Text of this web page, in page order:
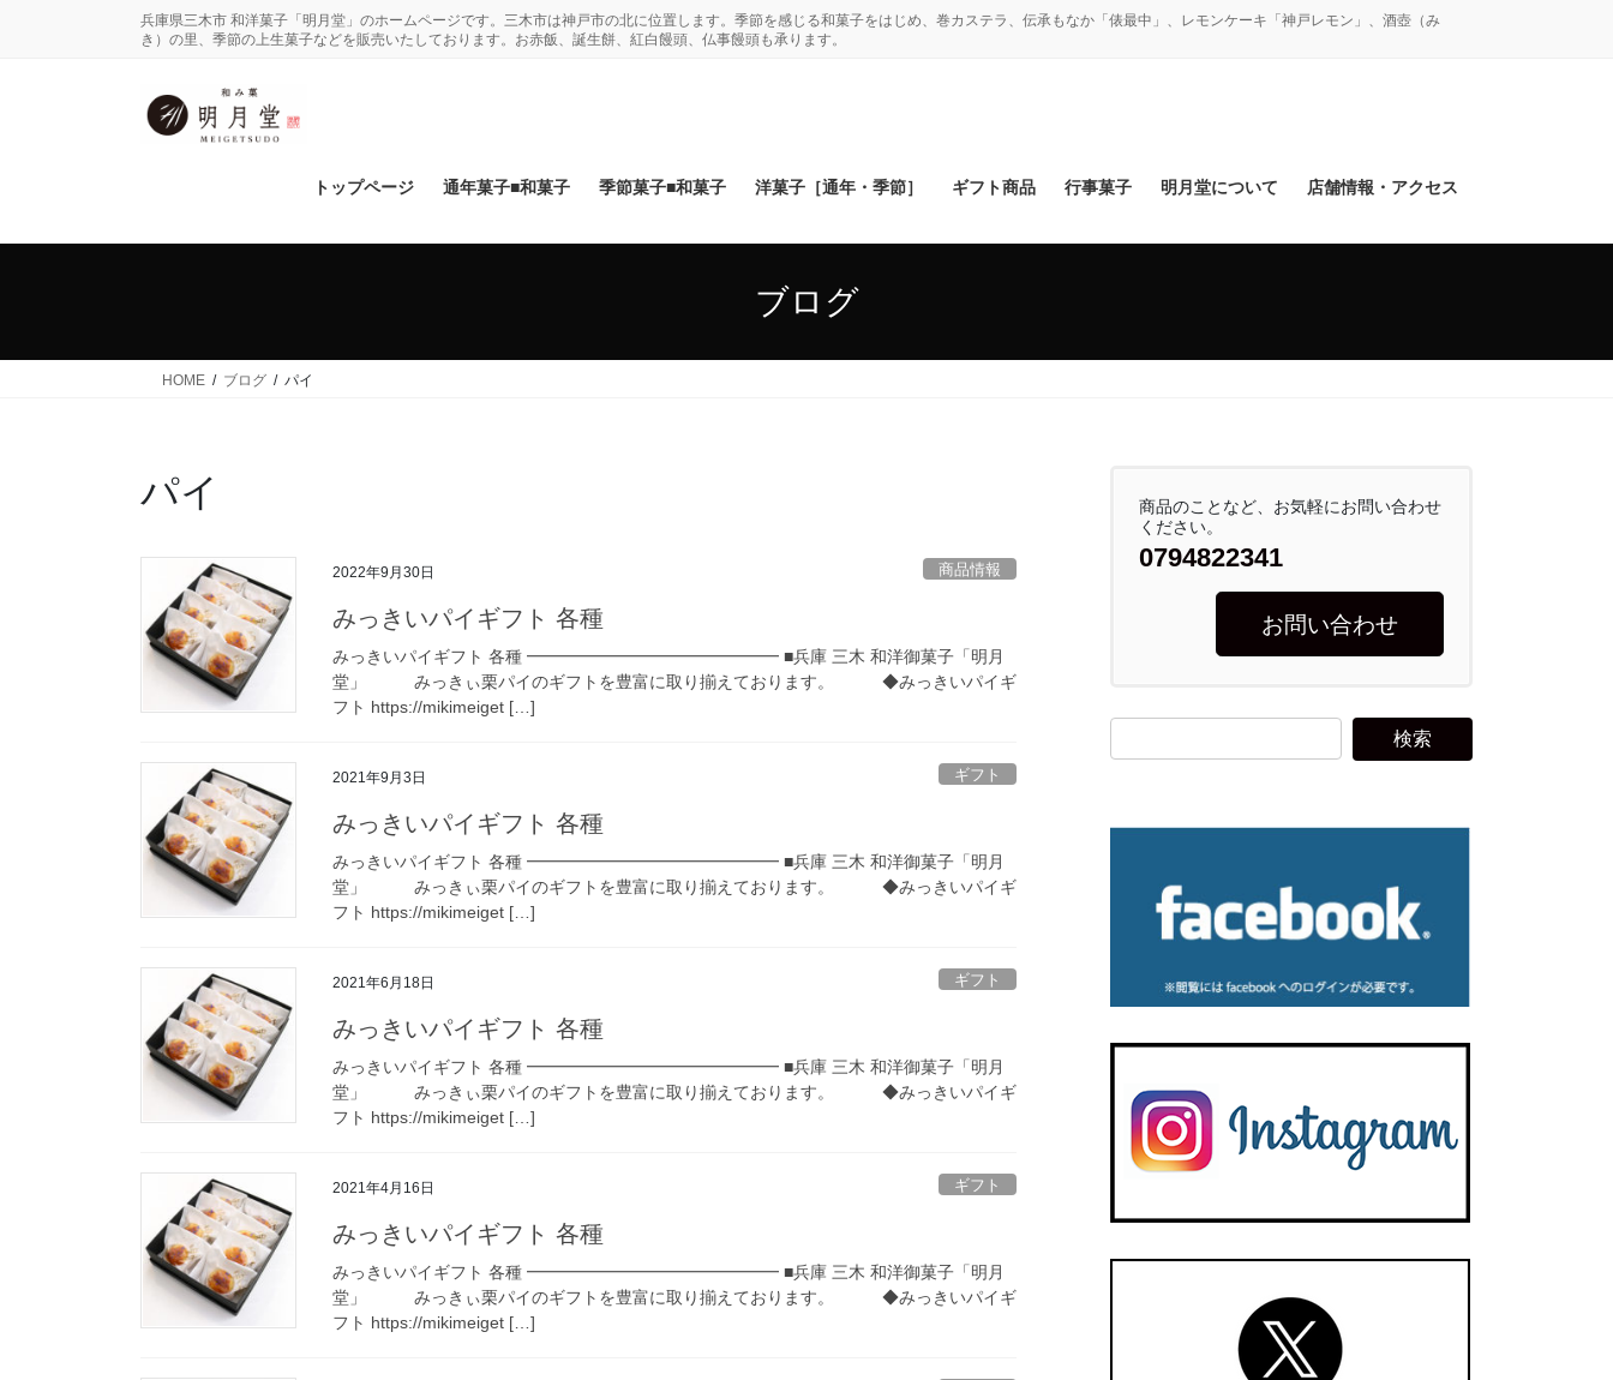
移
兵庫県三木市 和洋菓子「明月堂」のホームページです。三木市は神戸市の北に位置します。季節を感じる和菓子をはじめ、巻カステラ、伝承もなか「俵最中」、レモンケーキ「神戸レモン」、酒壺（み
き）の里、季節の上生菓子などを販売いたしております。お赤飯、誕生餅、紅白饅頭、仏事饅頭も承ります。
トップページ 通年菓子■和菓子 季節菓子■和菓子 洋菓子［通年・季節］ ギフト商品 行事菓子 明月堂について 店舗情報・アクセス
ブログ
HOME ブログ パイ
パイ
2022年9月30日 商品情報
みっきいパイギフト 各種
みっきいパイギフト 各種 ━━━━━━━━━━━━━━━ ■兵庫 三木 和洋御菓子「明月
堂」 みっきぃ栗パイのギフトを豊富に取り揃えております。 ◆みっきいパイギ
フト https://mikimeiget […]
2021年9月3日 ギフト
みっきいパイギフト 各種
みっきいパイギフト 各種 ━━━━━━━━━━━━━━━ ■兵庫 三木 和洋御菓子「明月
堂」 みっきぃ栗パイのギフトを豊富に取り揃えております。 ◆みっきいパイギ
フト https://mikimeiget […]
2021年6月18日 ギフト
みっきいパイギフト 各種
みっきいパイギフト 各種 ━━━━━━━━━━━━━━━ ■兵庫 三木 和洋御菓子「明月
堂」 みっきぃ栗パイのギフトを豊富に取り揃えております。 ◆みっきいパイギ
フト https://mikimeiget […]
2021年4月16日 ギフト
みっきいパイギフト 各種
みっきいパイギフト 各種 ━━━━━━━━━━━━━━━ ■兵庫 三木 和洋御菓子「明月
堂」 みっきぃ栗パイのギフトを豊富に取り揃えております。 ◆みっきいパイギ
フト https://mikimeiget […]
商品のことなど、お気軽にお問い合わせ
ください。
0794822341
お問い合わせ